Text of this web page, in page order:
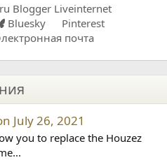
Blogger Liveinternet
Bluesky
Pinterest
почта
July 26, 2021
you to replace the Houzez